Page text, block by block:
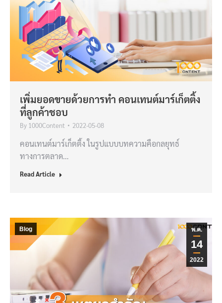
เพิ่มยอดขายด้วยการทำ คอนเทนต์มาร์เก็ตติ้ง
ที่ลูกค้าชอบ
By 1000Content 2022-05-08
คอนเทนต์มาร์เก็ตติ้ง ในรูปแบบบทความคือกลยุทธ์
ทางการตลาด…
Read Article
พ.ค.
14
2022
Blog